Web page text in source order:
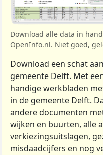
Download alle data in
OpenInfo.nl. Niet goed,
Download een schat
gemeente Delft. Met
handige werkbladen
in de gemeente Delft.
andere documenten
wijken en buurten, alle
verkiezingsuitslagen,
misdaadcijfers en nog